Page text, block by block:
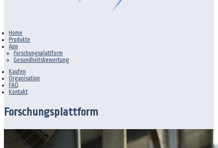
Home
Produkte
App
Forschungsplattform
Gesundheitsbewertung
Kaufen
Organisation
FAQ
Kontakt
Forschungsplattform